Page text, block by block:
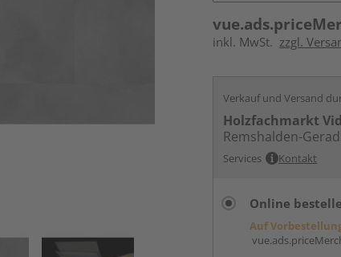
inkl. MwSt. zzgl.
Verkauf und Versand
Holzfachmarkt
Remshalden-
Services Kontakt
Online
Auf